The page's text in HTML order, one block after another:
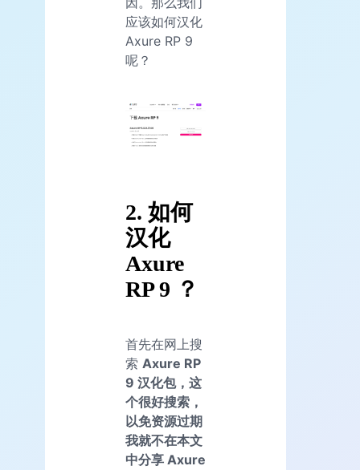
应该如何汉化
Axure RP 9
呢？
2. 如何
汉化
Axure
RP 9 ？
首先在网上搜
索 Axure RP
9 汉化包，这
个很好搜索，
以免资源过期
我就不在本文
中分享 Axure